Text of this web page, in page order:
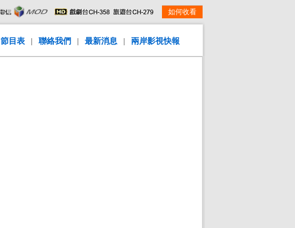
如何收看
節目表 | 聯絡我們 | 最新消息 | 兩岸影視快報